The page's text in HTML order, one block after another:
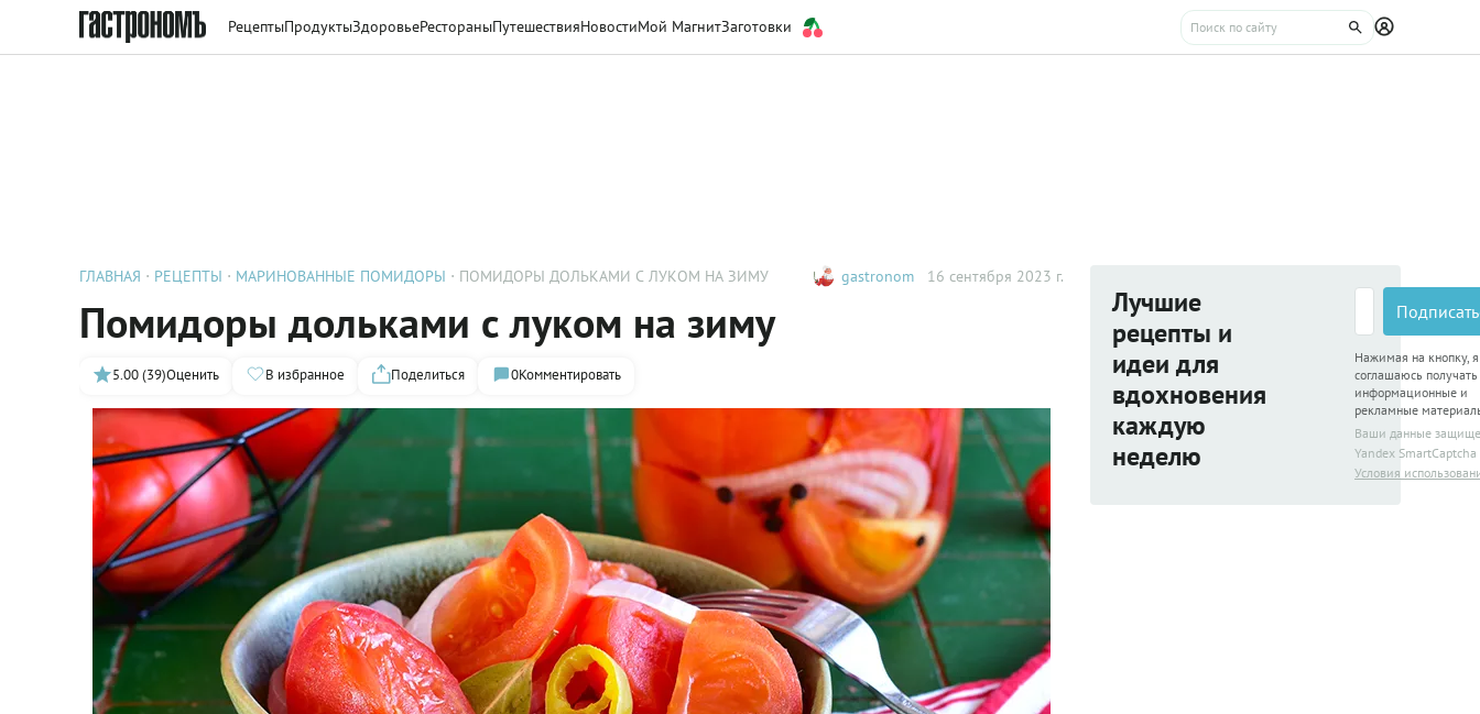
РецептыПродуктыЗдоровьеРестораныПутешествияНовостиМой МагнитЗаготовки
ГЛАВНАЯ РЕЦЕПТЫ МАРИНОВАННЫЕ ПОМИДОРЫ ПОМИДОРЫ ДОЛЬКАМИ С ЛУКОМ НА ЗИМУ gastronom 16 сентября 2023 г.
Помидоры дольками с луком на зиму
5.00 (39)Оценить В избранное Поделиться 0Комментировать
Лучшие
рецепты и
идеи для
вдохновения
каждую
неделю
Нажимая на кнопку, я
соглашаюсь получать
информационные и
рекламные
Ваши данные
Yandex SmartCaptcha
Условия